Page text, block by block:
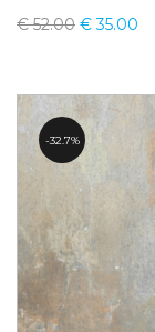
€52.00 €35.00
32.7%